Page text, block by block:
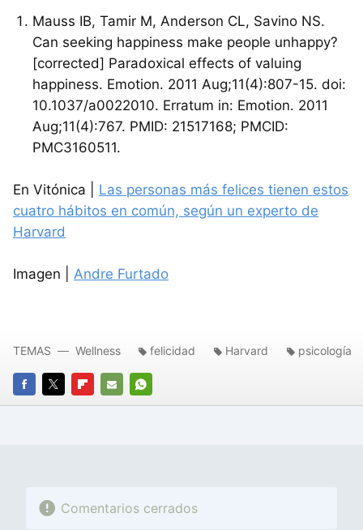
Mauss IB, Tamir M, Anderson CL, Savino NS.
Can seeking happiness make people unhappy?
[corrected] Paradoxical effects of valuing
happiness. Emotion. 2011 Aug;11(4):807-15. doi:
10.1037/a0022010. Erratum in: Emotion. 2011
Aug;11(4):767. PMID: 21517168; PMCID:
PMC3160511.
En Vitónica | Las personas más felices tienen estos
cuatro hábitos en común, según un experto de
Harvard
Imagen | Andre Furtado
FACEBOOK
TWITTERFLIPBOARD
E-
WHATSAPP
TEMAS Wellness felicidad Harvard psicología
Comentarios cerrados